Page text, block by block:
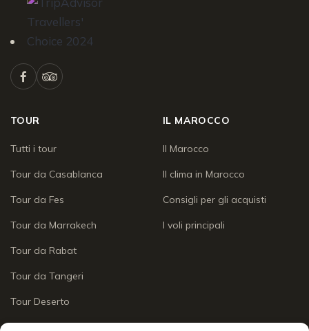
TOUR
Tutti i tour
Tour da Casablanca
Tour da Fes
Tour da Marrakech
Tour da Rabat
Tour da Tangeri
Tour Deserto
IL MAROCCO
Il Marocco
Il clima in Marocco
Consigli per gli acquisti
I voli principali